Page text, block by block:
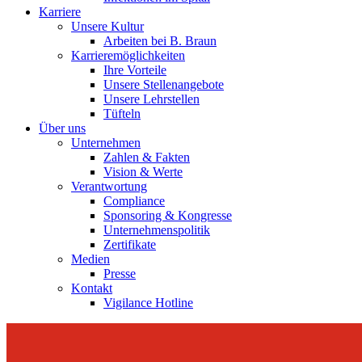
Karriere
Unsere Kultur
Arbeiten bei B. Braun
Karrieremöglichkeiten
Ihre Vorteile
Unsere Stellenangebote
Unsere Lehrstellen
Tüfteln
Über uns
Unternehmen
Zahlen & Fakten
Vision & Werte
Verantwortung
Compliance
Sponsoring & Kongresse
Unternehmenspolitik
Zertifikate
Medien
Presse
Kontakt
Vigilance Hotline